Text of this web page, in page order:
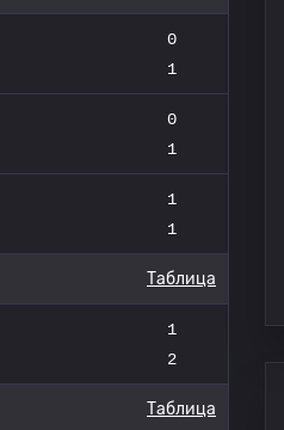
0
1
0
1
1
1
Таблица
1
2
Таблица